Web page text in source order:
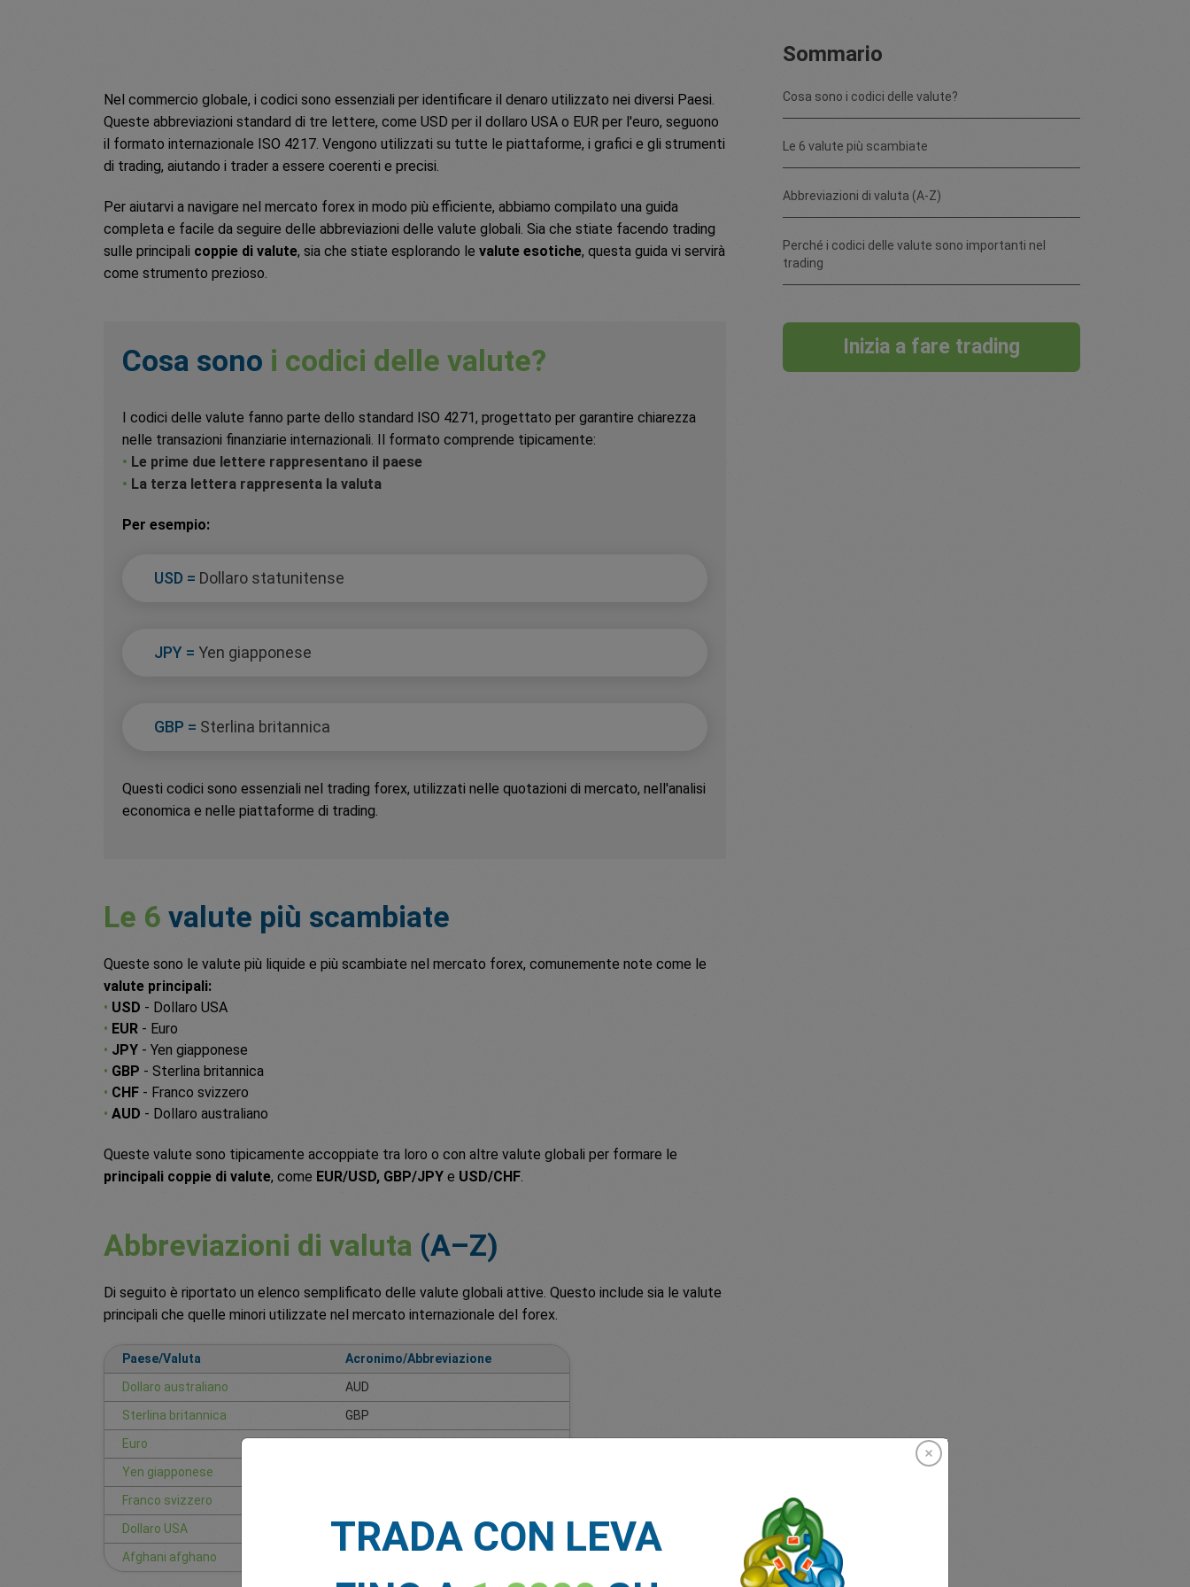
Nel commercio globale, i codici sono essenziali per identificare il denaro utilizzato nei diversi Paesi.
Queste abbreviazioni standard di tre lettere, come USD per il dollaro USA o EUR per l'euro, seguono
il formato internazionale ISO 4217. Vengono utilizzati su tutte le piattaforme, i grafici e gli strumenti
di trading, aiutando i trader a essere coerenti e precisi.
Per aiutarvi a navigare nel mercato forex in modo più efficiente, abbiamo compilato una guida
completa e facile da seguire delle abbreviazioni delle valute globali. Sia che stiate facendo trading
sulle principali coppie di valute, sia che stiate esplorando le valute esotiche, questa guida vi servirà
come strumento prezioso.
Cosa sono i codici delle valute?
I codici delle valute fanno parte dello standard ISO 4271, progettato per garantire chiarezza
nelle transazioni finanziarie internazionali. Il formato comprende tipicamente:
• Le prime due lettere rappresentano il paese
• La terza lettera rappresenta la valuta
Per esempio:
USD = Dollaro statunitense
JPY = Yen giapponese
GBP = Sterlina britannica
Questi codici sono essenziali nel trading forex, utilizzati nelle quotazioni di mercato, nell'analisi
economica e nelle piattaforme di trading.
Le 6 valute più scambiate
Queste sono le valute più liquide e più scambiate nel mercato forex, comunemente note come le
valute principali:
• USD - Dollaro USA
• EUR - Euro
• JPY - Yen giapponese
• GBP - Sterlina britannica
• CHF - Franco svizzero
• AUD - Dollaro australiano
Queste valute sono tipicamente accoppiate tra loro o con altre valute globali per formare le
principali coppie di valute, come EUR/USD, GBP/JPY e USD/CHF.
Abbreviazioni di valuta (A–Z)
Di seguito è riportato un elenco semplificato delle valute globali attive. Questo include sia le valute
principali che quelle minori utilizzate nel mercato internazionale del forex.
Paese/Valuta
Acronimo/Abbreviazione
Dollaro australiano
AUD
Sterlina britannica
GBP
Euro
Yen giapponese
Franco svizzero
Dollaro USA
USD
Afghani afghano
Sommario
Cosa sono i codici delle valute?
Le 6 valute più scambiate
Abbreviazioni di valuta (A-Z)
Perché i codici delle valute sono importanti nel
trading
Inizia a fare trading
TRADA CON LEVA